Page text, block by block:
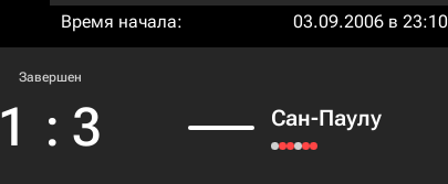
Время начала:
03.09.2006 в 23:10
Завершен
1 : 3 Сан-Паулу